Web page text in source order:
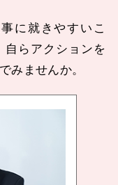
に就きやすいこ
自らアクションを
みませんか。